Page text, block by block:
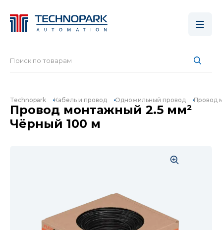
Technopark Кабель и провод Одножильный провод Провод
Провод монтажный 2.5 мм²
Чёрный 100 м